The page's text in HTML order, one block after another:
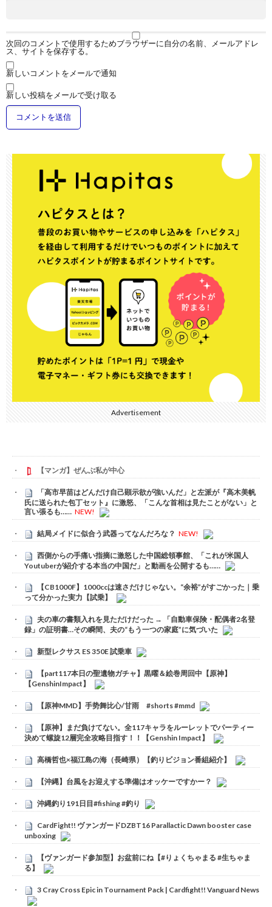
次回のコメントで使用するためブラウザーに自分の名前、メールアドレ
ス、サイトを保存する。
新しいコメントをメールで通知
新しい投稿をメールで受け取る
Advertisement
【マンガ】ぜんぶ私が中心
「高市早苗はどんだけ自己顕示欲が強いんだ」と左派が『高木美帆
氏に送られた包丁セット』に激怒、「こんな首相は見たことがない」と
言い張るも…… NEW!
結局メイドに似合う武器ってなんだろな？ NEW!
西側からの手痛い指摘に激怒した中国総領事館、「これが米国人
Youtuberが紹介する本当の中国だ」と動画を公開するも……
【CB1000F】1000ccは速さだけじゃない。“余裕”がすごかった｜乗
って分かった実力【試乗】
夫の車の書類入れを見ただけだった → 「自動車保険・配偶者2名登
録」の証明書…その瞬間、夫の“もう一つの家庭”に気づいた
新型レクサス ES 350E 試乗車
【part117本日の聖遺物ガチャ】黒曜＆絵巻周回中【原神】
【GenshinImpact】
【原神MMD】手势舞比心/甘雨 #shorts #mmd
【原神】まだ負けてない。全117キャラをルーレットでパーティー
決めて螺旋12層完全攻略目指す！！【Genshin Impact】
高橋哲也×福江島の海（長崎県）【釣りビジョン番組紹介】
【沖縄】台風をお迎えする準備はオッケーですかー？
沖縄釣り191日目#fishing #釣り
CardFight!! ヴァンガードDZBT16 Parallactic Dawn booster case
unboxing
【ヴァンガード参加型】お盆前にね【#りょくちゃまる #生ちゃま
る】
3 Cray Cross Epic in Tournament Pack | Cardfight!! Vanguard News